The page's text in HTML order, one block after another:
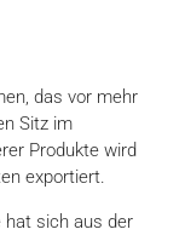
das vor mehr
Sitz im
Produkte wird
exportiert.
hat sich aus der